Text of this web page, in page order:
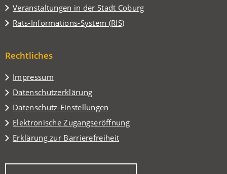
in
einem
neuen
Veranstaltungen in der Stadt Coburg
(Öffnet
in
einem
Tab)
Rats-Informations-System (RIS)
(Öffnet
neuen
Rechtliches
Impressum
Datenschutzerklärung
Datenschutz-Einstellungen
Elektronische Zugangseröffnung
Erklärung zur Barrierefreiheit